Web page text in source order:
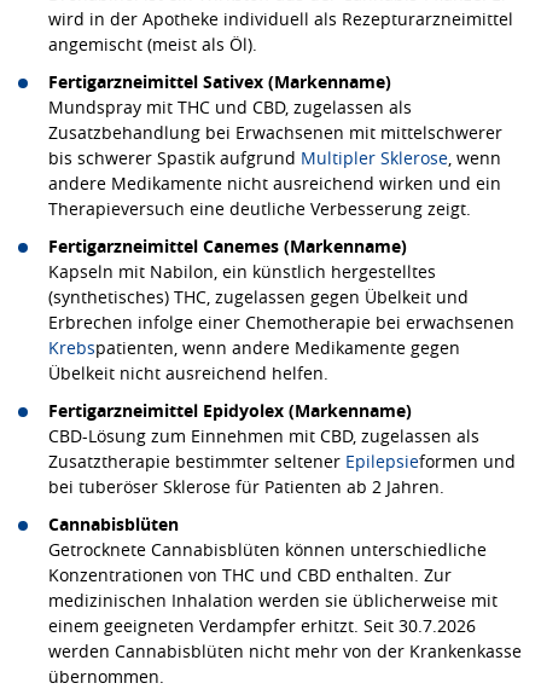
wird in der Apotheke individuell als Rezepturarzneimittel
angemischt (meist als Öl).
Fertigarzneimittel Sativex (Markenname)
Mundspray mit THC und CBD, zugelassen als
Zusatzbehandlung bei Erwachsenen mit mittelschwerer
bis schwerer Spastik aufgrund Multipler Sklerose , wenn
andere Medikamente nicht ausreichend wirken und ein
Therapieversuch eine deutliche Verbesserung zeigt.
Fertigarzneimittel Canemes (Markenname)
Kapseln mit Nabilon, ein künstlich hergestelltes
(synthetisches) THC, zugelassen gegen Übelkeit und
Erbrechen infolge einer Chemotherapie bei erwachsenen
Krebspatienten, wenn andere Medikamente gegen
Übelkeit nicht ausreichend helfen.
Fertigarzneimittel Epidyolex (Markenname)
CBD-Lösung zum Einnehmen mit CBD, zugelassen als
Zusatztherapie bestimmter seltener Epilepsieformen und
bei tuberöser Sklerose für Patienten ab 2 Jahren.
Cannabisblüten
Getrocknete Cannabisblüten können unterschiedliche
Konzentrationen von THC und CBD enthalten. Zur
medizinischen Inhalation werden sie üblicherweise mit
einem geeigneten Verdampfer erhitzt. Seit 30.7.2026
werden Cannabisblüten nicht mehr von der Krankenkasse
übernommen.